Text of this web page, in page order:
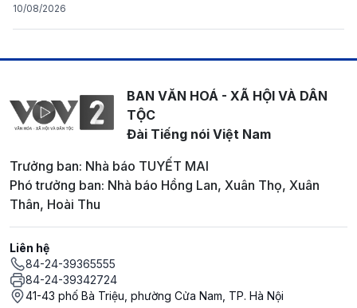
10/08/2026
BAN VĂN HOÁ - XÃ HỘI VÀ DÂN
TỘC
Đài Tiếng nói Việt Nam
Trưởng ban: Nhà báo TUYẾT MAI
Phó trưởng ban: Nhà báo Hồng Lan, Xuân Thọ, Xuân
Thân, Hoài Thu
Liên hệ
84-24-39365555
84-24-39342724
41-43 phố Bà Triệu, phường Cửa Nam, TP. Hà Nội